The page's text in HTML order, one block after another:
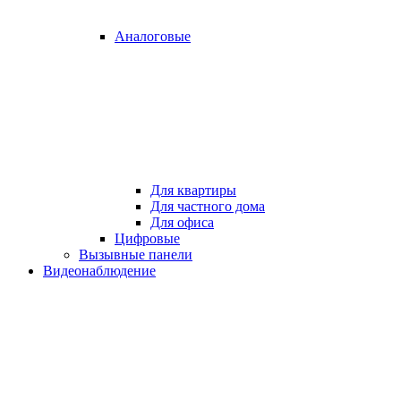
Аналоговые
Для квартиры
Для частного дома
Для офиса
Цифровые
Вызывные панели
Видеонаблюдение